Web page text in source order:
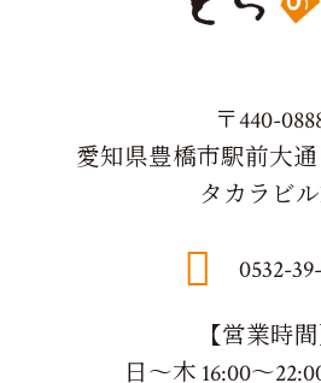
〒440-
愛知県豊橋市駅前大通
タカラビル
0532-
【営業時間
日～木 16:00～